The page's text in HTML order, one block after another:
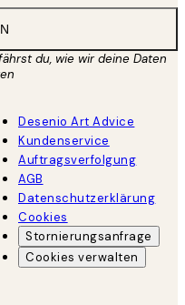
du, wie wir deine Daten
Desenio Art Advice
Kundenservice
Auftragsverfolgung
AGB
Datenschutzerklärung
Cookies
Stornierungsanfrage
Cookies verwalten